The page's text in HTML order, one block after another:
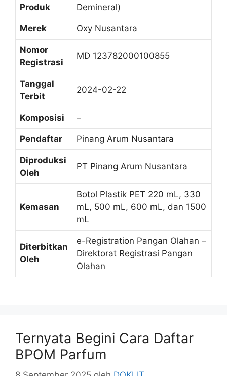
Produk
Demineral)
Merek Oxy Nusantara
Nomor
Registrasi
MD 123782000100855
Tanggal
Terbit
2024-02-22
Komposisi –
Pendaftar Pinang Arum Nusantara
Diproduksi
Oleh
PT Pinang Arum Nusantara
Kemasan
Botol Plastik PET 220 mL, 330
mL, 500 mL, 600 mL, dan 1500
mL
Diterbitkan
Oleh
e-Registration Pangan Olahan –
Direktorat Registrasi Pangan
Olahan
Ternyata Begini Cara Daftar
BPOM Parfum